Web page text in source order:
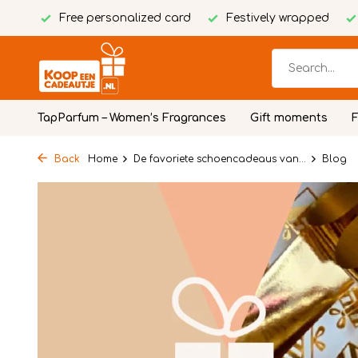
Free personalized card Festively wrapped
TapParfum – Women’s Fragrances Gift moments
Back Home De favoriete schoencadeaus van... Blog